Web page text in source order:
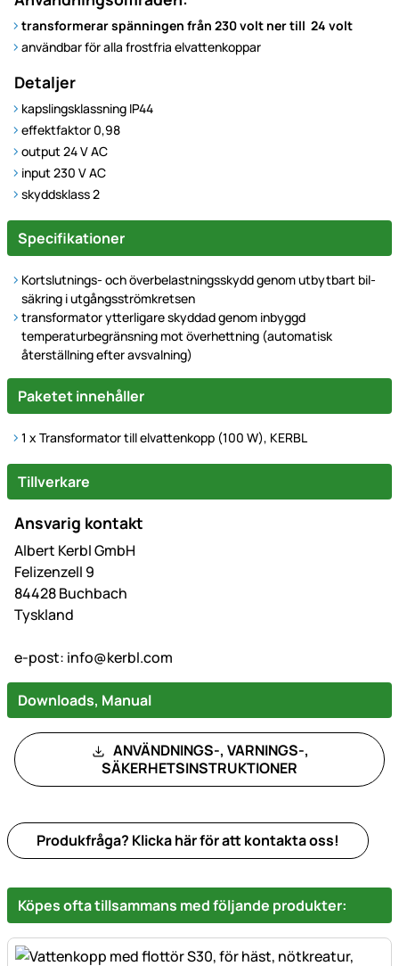
transformerar spänningen från 230 volt ner till 24 volt
användbar för alla frostfria elvattenkoppar
Detaljer
kapslingsklassning IP44
effektfaktor 0,98
output 24 V AC
input 230 V AC
skyddsklass 2
Specifikationer
Kortslutnings- och överbelastningsskydd genom utbytbart bil-
säkring i utgångsströmkretsen
transformator ytterligare skyddad genom inbyggd
temperaturbegränsning mot överhettning (automatisk
återställning efter avsvalning)
Paketet innehåller
1 x Transformator till elvattenkopp (100 W), KERBL
Tillverkare
Ansvarig kontakt
Albert Kerbl GmbH
Felizenzell 9
84428 Buchbach
Tyskland
e-post: info@kerbl.com
Downloads, Manual
ANVÄNDNINGS-, VARNINGS-,
SÄKERHETSINSTRUKTIONER
Produkfråga? Klicka här för att kontakta oss!
Köpes ofta tillsammans med följande produkter: